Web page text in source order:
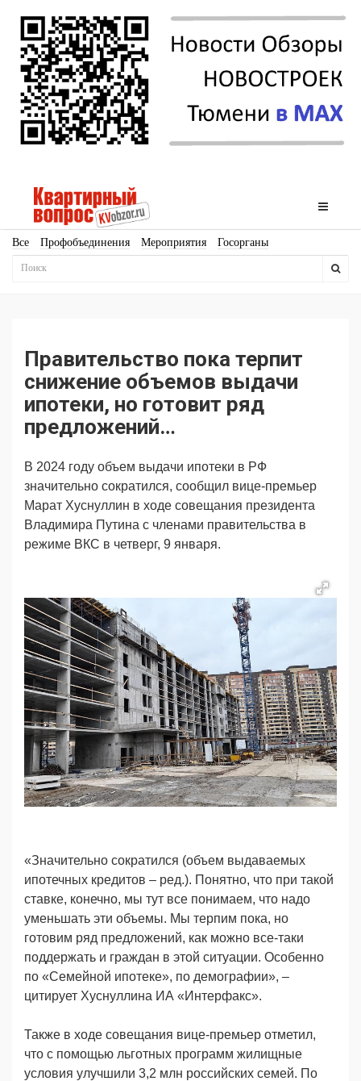
Все Профобъединения Мероприятия Госорганы
Новостройки
Продвижение Поздравляем
Ещё
Правительство пока терпит
снижение объемов выдачи
ипотеки, но готовит ряд
предложений…
В 2024 году объем выдачи ипотеки в РФ
значительно сократился, сообщил вице-премьер
Марат Хуснуллин в ходе совещания президента
Владимира Путина с членами правительства в
режиме ВКС в четверг, 9 января.
«Значительно сократился (объем выдаваемых
ипотечных кредитов – ред.). Понятно, что при такой
ставке, конечно, мы тут все понимаем, что надо
уменьшать эти объемы. Мы терпим пока, но
готовим ряд предложений, как можно все-таки
поддержать и граждан в этой ситуации. Особенно
по «Семейной ипотеке», по демографии», –
цитирует Хуснуллина ИА «Интерфакс».
Также в ходе совещания вице-премьер отметил,
что с помощью льготных программ жилищные
условия улучшили 3,2 млн российских семей. По